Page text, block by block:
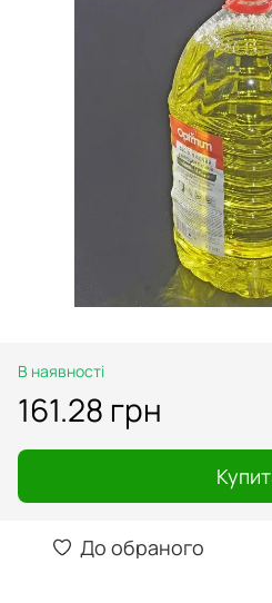
В наявності
161.28 грн
До обраного